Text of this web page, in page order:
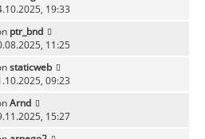
19:33
ptr_bnd
11:25
staticweb
09:23
Arnd
15:27